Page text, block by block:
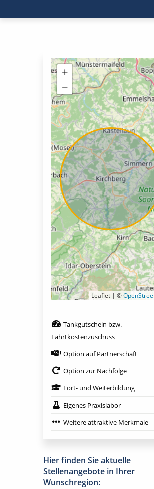
+
−
Leaflet | ©
Tankgutschein bzw.
Fahrtkostenzuschuss
Option auf Partnerschaft
Option zur Nachfolge
Fort- und Weiterbildung
Eigenes Praxislabor
Weitere attraktive Merkmale
Hier finden Sie aktuelle
Stellenangebote in Ihrer
Wunschregion: